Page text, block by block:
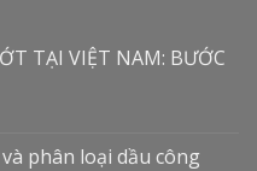
TẠI VIỆT NAM: BƯỚC
phân loại dầu công